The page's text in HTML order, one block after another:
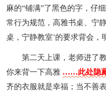
麻的“铺满”了黑色的字，仔
常行为规范，高雅书桌、宁
桌，宁静教室’的要求背会，
第二天上课，老师进了
你来背一下高雅 ……此处隐
齐的衣服就是幸福；当不善